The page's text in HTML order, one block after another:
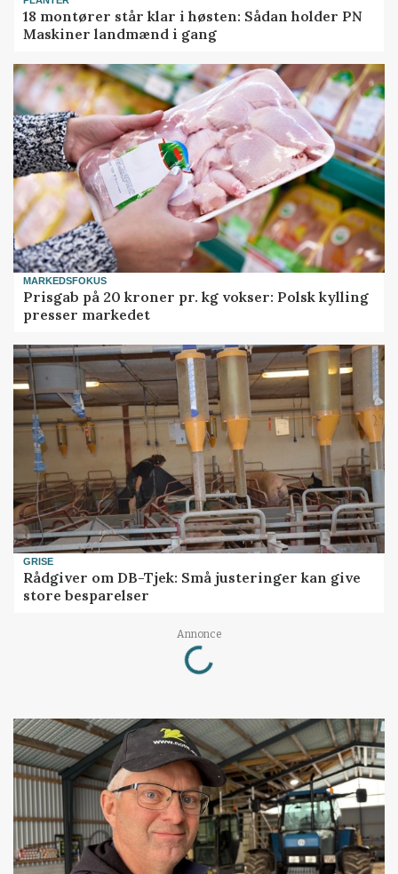
18 montører står klar i høsten: Sådan holder PN
Maskiner landmænd i gang
MARKEDSFOKUS
Prisgab på 20 kroner pr. kg vokser: Polsk kylling
presser markedet
GRISE
Rådgiver om DB-Tjek: Små justeringer kan give
store besparelser
Annonce
Loading...